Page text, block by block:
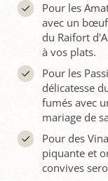
Pour les
avec un
du Raifort
à vos plats.
Pour les
délicatesse
fumés avec
mariage de
Pour des
piquante et
convives